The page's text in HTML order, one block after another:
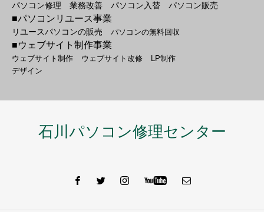
パソコン修理 業務改善 パソコン入替 パソコン販売
■パソコンリユース事業
リユースパソコンの販売 パソコンの無料回収
■ウェブサイト制作事業
ウェブサイト制作 ウェブサイト改修
LP制作
デザイン
石川パソコン修理センター